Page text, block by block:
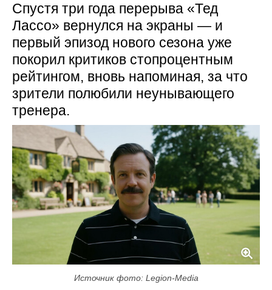
Спустя три года перерыва «Тед
Лассо» вернулся на экраны — и
первый эпизод нового сезона уже
покорил критиков стопроцентным
рейтингом, вновь напоминая, за что
зрители полюбили неунывающего
тренера.
Источник фото: Legion-Media